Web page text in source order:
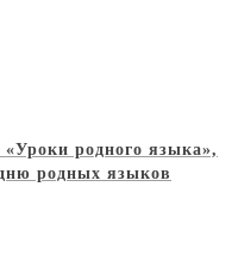
родного языка»,
родных языков